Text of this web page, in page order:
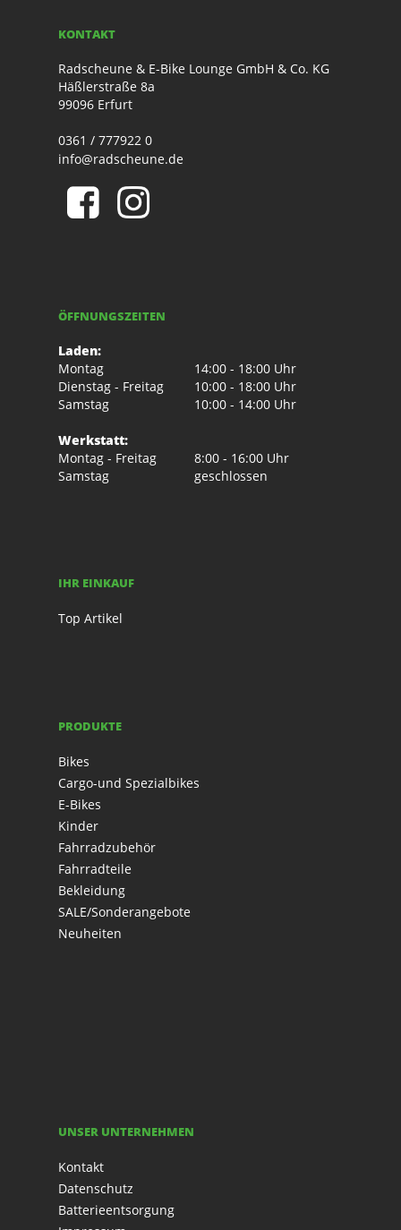
KONTAKT
Radscheune & E-Bike Lounge GmbH & Co. KG
Häßlerstraße 8a
99096 Erfurt
0361 / 777922 0
info@radscheune.de
ÖFFNUNGSZEITEN
Laden:
Montag
14:00 - 18:00 Uhr
Dienstag - Freitag
10:00 - 18:00 Uhr
Samstag
10:00 - 14:00 Uhr
Werkstatt:
Montag - Freitag
8:00 - 16:00 Uhr
Samstag
geschlossen
IHR EINKAUF
Top Artikel
PRODUKTE
Bikes
Cargo-und Spezialbikes
E-Bikes
Kinder
Fahrradzubehör
Fahrradteile
Bekleidung
SALE/Sonderangebote
Neuheiten
UNSER UNTERNEHMEN
Kontakt
Datenschutz
Batterieentsorgung